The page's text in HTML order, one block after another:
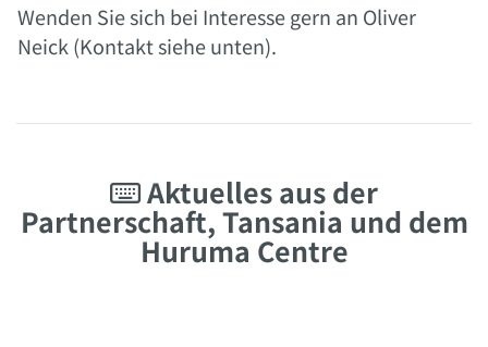
Wenden Sie sich bei Interesse gern an Oliver
Neick (Kontakt siehe unten).
 Aktuelles aus der
Partnerschaft, Tansania und dem
Huruma Centre